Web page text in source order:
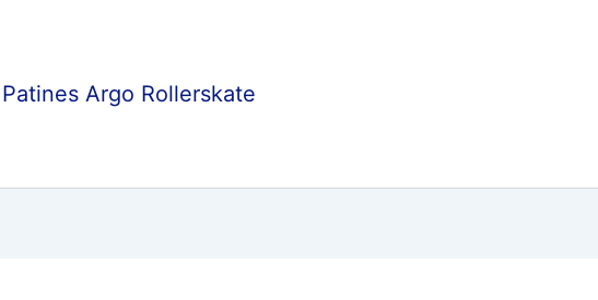
Argo Rollerskate